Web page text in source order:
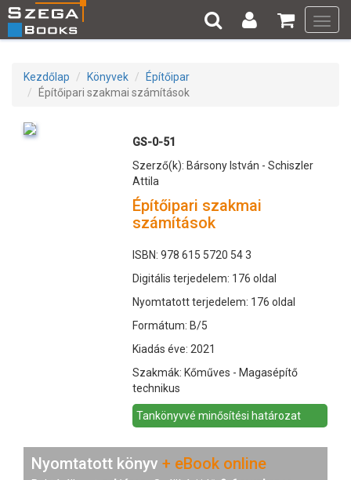
Kezdőlap Könyvek
Építőipar
Építőipari szakmai számítások
GS-0-51
Szerző(k): Bársony István - Schiszler
Attila
Építőipari szakmai
számítások
ISBN: 978 615 5720 54 3
Digitális terjedelem: 176 oldal
Nyomtatott terjedelem: 176 oldal
Formátum: B/5
Kiadás éve: 2021
Szakmák: Kőműves - Magasépítő
technikus
Tankönyvvé minősítési határozat
Nyomtatott könyv + eBook online